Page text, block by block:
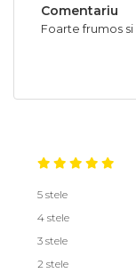
Comentariu
Foarte frumos
5 stele
4 stele
3 stele
2 stele